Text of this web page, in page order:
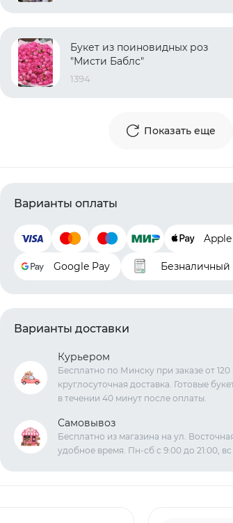
Букет из поиновидных роз
"Мисти Баблс"
1394
Показать еще
Варианты оплаты
Google Pay Безналичный
Варианты доставки
Курьером
Бесплатно по Минску при заказе от
круглосуточная доставка. Готовые
в течении 40 минут после оплаты.
Самовывоз
Бесплатно из магазина на ул.
удобное время. Пн-сб с 9:00 до 21:00,